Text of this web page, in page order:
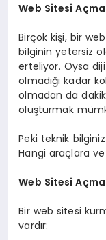
Web Sitesi
Birçok kişi, bir
bilginin yetersiz
erteliyor. Oysa
olmadığı kadar
olmadan da
oluşturmak
Peki teknik
Hangi araçlara
Web Sitesi
Bir web sitesi
vardır: